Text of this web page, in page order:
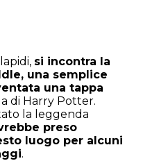
si incontra la
una semplice
una tappa
di Harry Potter.
la leggenda
preso
luogo per alcuni
.